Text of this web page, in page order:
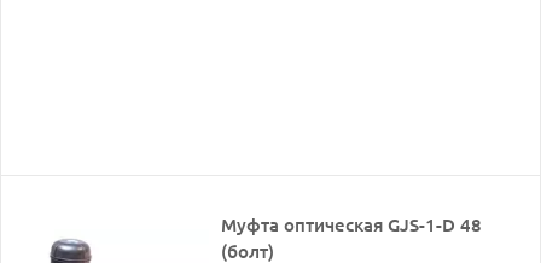
Муфта оптическая GJS-1-D 48
(болт)